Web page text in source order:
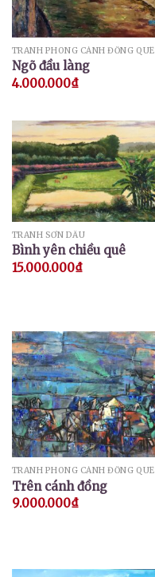
TRANH PHONG CẢNH ĐỒNG QUÊ
Ngõ đầu làng
4.000.000₫
TRANH SƠN DẦU
Bình yên chiều quê
15.000.000₫
TRANH PHONG CẢNH ĐỒNG QUÊ
Trên cánh đồng
9.000.000₫